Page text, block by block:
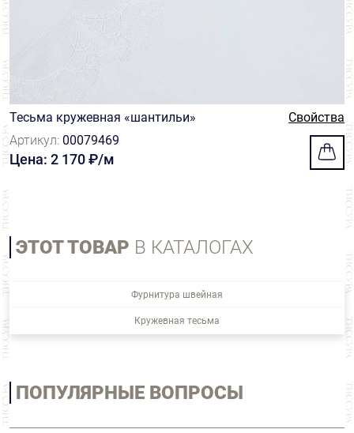
Тесьма кружевная «шантильи»
Свойства
Артикул: 00079469
Цена: 2 170 ₽/м
ЭТОТ ТОВАР В КАТАЛОГАХ
Фурнитура швейная
Кружевная тесьма
ПОПУЛЯРНЫЕ ВОПРОСЫ